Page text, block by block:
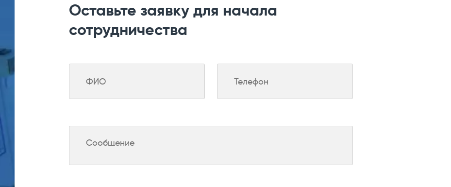
Оставьте заявку для начала
сотрудничества